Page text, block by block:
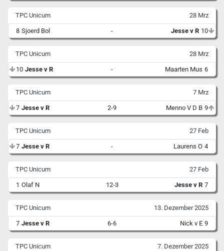
TPC Unicum 28 Mrz
8 Sjoerd Bol - Jesse v R 10
TPC Unicum 28 Mrz
10 Jesse v R - Maarten Mus 6
TPC Unicum 7 Mrz
7 Jesse v R 2-9 Menno V D B 9
TPC Unicum 27 Feb
7 Jesse v R - Laurens O 4
TPC Unicum 27 Feb
1 Olaf N 12-3 Jesse v R 7
TPC Unicum 13. Dezember 2025
7 Jesse v R 6-6 Nick v E 9
TPC Unicum 7. Dezember 2025